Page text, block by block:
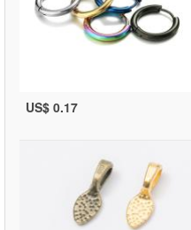
US$ 0.17